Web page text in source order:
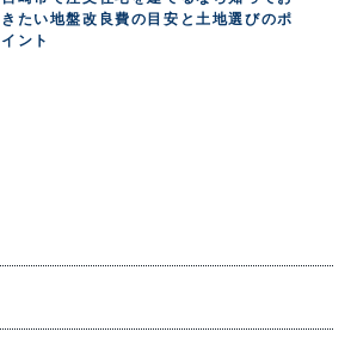
きたい地盤改良費の目安と土地選びのポ
イント